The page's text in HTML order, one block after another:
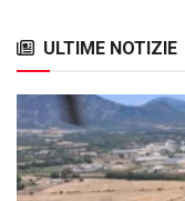
ULTIME NOTIZIE